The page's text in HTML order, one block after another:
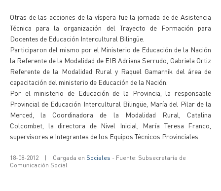
Otras de las acciones de la víspera fue la jornada de de Asistencia
Técnica para la organización del Trayecto de Formación para
Docentes de Educación Intercultural Bilingüe.
Participaron del mismo por el Ministerio de Educación de la Nación
la Referente de la Modalidad de EIB Adriana Serrudo, Gabriela Ortiz
Referente de la Modalidad Rural y Raquel Gamarnik del área de
capacitación del ministerio de Educación de la Nación.
Por el ministerio de Educación de la Provincia, la responsable
Provincial de Educación Intercultural Bilingüe, María del Pilar de la
Merced, la Coordinadora de la Modalidad Rural, Catalina
Colcombet, la directora de Nivel Inicial, María Teresa Franco,
supervisores e Integrantes de los Equipos Técnicos Provinciales.
18-08-2012 | Cargada en Sociales - Fuente: Subsecretaría de
Comunicación Social